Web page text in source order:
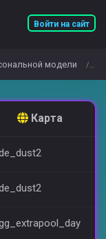
Войти на сайт
модели /
Карта